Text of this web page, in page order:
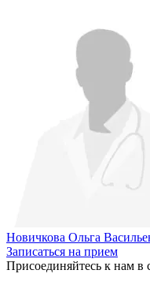
Новичкова Ольга
Записаться на прием
Присоединяйтесь к нам в